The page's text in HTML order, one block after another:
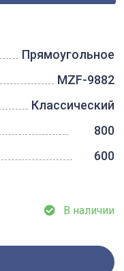
Прямоугольное
MZF-9882
Классический
800
600
В наличии